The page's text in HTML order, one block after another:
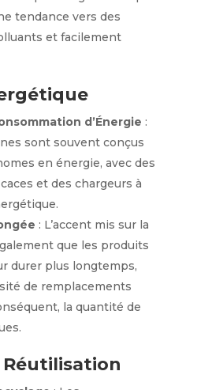
tendance vers des
et facilement
d’Énergie :
sont souvent conçus
en énergie, avec des
et des chargeurs à
: L’accent mis sur la
que les produits
durer plus longtemps,
de remplacements
la quantité de
Réutilisation